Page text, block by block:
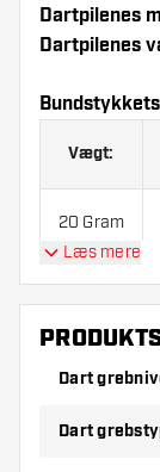
Dartpilenes
Dartpilenes
Vægt:
20 Gram
indeholder: 3
Læs mere
Dart
Dart